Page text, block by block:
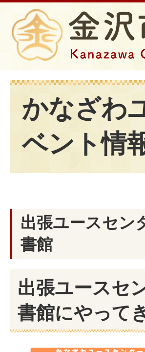
かなざわ
ベント情
出張ユースセン
書館
出張ユースセ
書館にやって